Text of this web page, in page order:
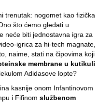
trenutak: nogomet kao fizička
što ćemo gledati u
neće biti jednostavna igra za
igrica za hi-tech magnate,
naime, stati na čipovima koji
membrane u kutikuli
Adidasove lopte?
kasnije onom Infantinovom
i Fifinom službenom